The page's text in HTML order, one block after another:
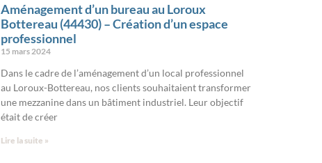
Aménagement d’un bureau au Loroux
Bottereau (44430) – Création d’un espace
professionnel
15 mars 2024
Dans le cadre de l’aménagement d’un local professionnel
au Loroux-Bottereau, nos clients souhaitaient transformer
une mezzanine dans un bâtiment industriel. Leur objectif
était de créer
Lire la suite »